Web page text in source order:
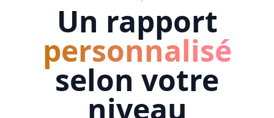
Un rapport
personnalisé
selon votre
niveau